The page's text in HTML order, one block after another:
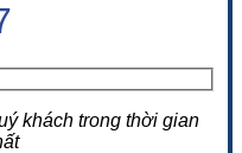
khách trong thời gian